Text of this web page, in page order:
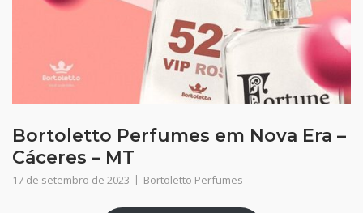
Bortoletto Perfumes em Nova Era –
Cáceres – MT
17 de setembro de 2023 Bortoletto Perfumes